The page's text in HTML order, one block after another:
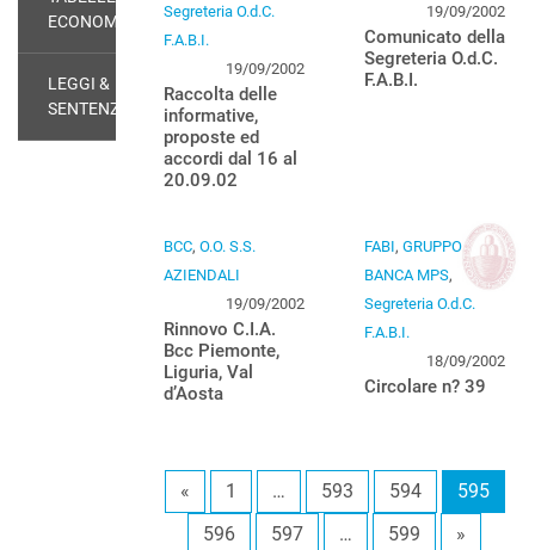
ECONOMICHE
LEGGI &
SENTENZE
Segreteria O.d.C.
F.A.B.I.
19/09/2002
Raccolta delle
informative,
proposte ed
accordi dal 16 al
20.09.02
19/09/2002
Comunicato della
Segreteria O.d.C.
F.A.B.I.
BCC, O.O. S.S.
AZIENDALI
19/09/2002
Rinnovo C.I.A.
Bcc Piemonte,
Liguria, Val
d’Aosta
FABI, GRUPPO
BANCA MPS,
Segreteria O.d.C.
F.A.B.I.
18/09/2002
Circolare n? 39
« 1 … 593 594
595
596
597 … 599 »